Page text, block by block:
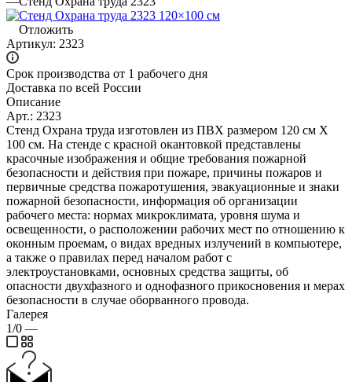
Отложить
Артикул: 2323
Срок производства от 1 рабочего дня
Доставка по всей России
Описание
Арт.: 2323
Стенд Охрана труда изготовлен из ПВХ размером 120 см Х
100 см. На стенде с красной окантовкой представлены
красочные изображения и общие требования пожарной
безопасности и действия при пожаре, причины пожаров и
первичные средства пожаротушения, эвакуационные и знаки
пожарной безопасности, информация об организации
рабочего места: нормах микроклимата, уровня шума и
освещенности, о расположении рабочих мест по отношению к
оконным проемам, о видах вредных излучений в компьютере,
а также о правилах перед началом работ с
электроустановками, основных средства защиты, об
опасности двухфазного и однофазного прикосновения и мерах
безопасности в случае оборванного провода.
Галерея
1/0 —